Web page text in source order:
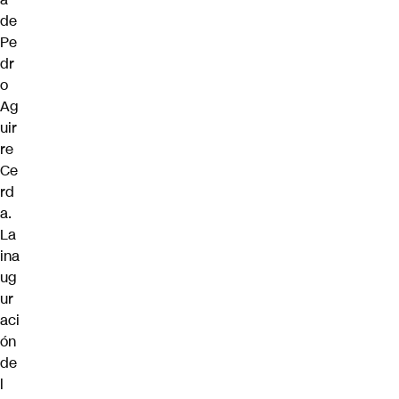
de
Pe
dr
o
Ag
uir
re
Ce
rd
a.
La
ina
ug
ur
aci
ón
de
l